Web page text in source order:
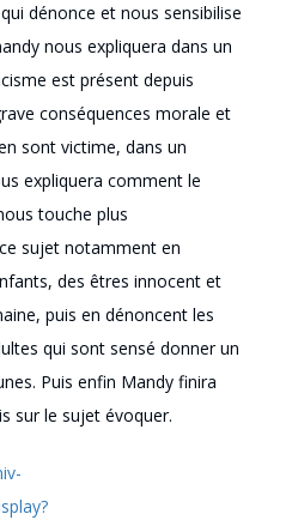
dénonce et nous sensibilise
nous expliquera dans un
est présent depuis
conséquences morale et
sont victime, dans un
expliquera comment le
touche plus
sujet notamment en
des êtres innocent et
puis en dénoncent les
qui sont sensé donner un
Puis enfin Mandy finira
sur le sujet évoquer.